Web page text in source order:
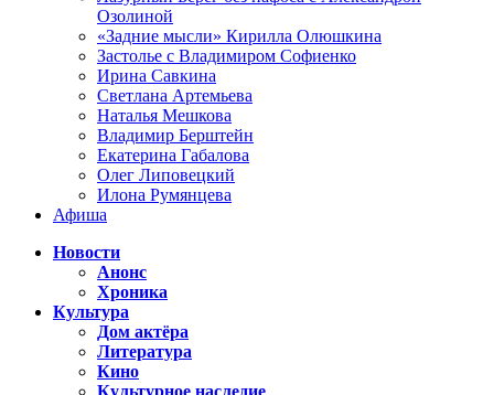
Озолиной
«Задние мысли» Кирилла Олюшкина
Застолье с Владимиром Софиенко
Ирина Савкина
Светлана Артемьева
Наталья Мешкова
Владимир Берштейн
Екатерина Габалова
Олег Липовецкий
Илона Румянцева
Афиша
Новости
Анонс
Хроника
Культура
Дом актёра
Литература
Кино